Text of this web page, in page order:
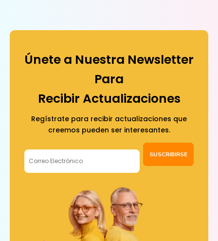
Únete a Nuestra Newsletter
Para
Recibir Actualizaciones
Regístrate para recibir actualizaciones que
creemos pueden ser interesantes.
SUSCRIBIRSE